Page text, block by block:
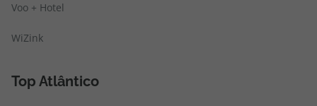
Voo + Hotel
WiZink
Top Atlântico